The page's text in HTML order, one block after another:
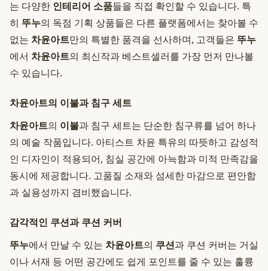
는 다양한 인테리어 소품들을 직접 확인할 수 있습니다. 특
히 뚜누의 독점 기획 상품들은 다른 플랫폼에서는 찾아볼 수
없는 차윤아트만의 특별한 품격을 선사하며, 고객들은 뚜누
에서 차윤아트의 최신작과 베스트셀러를 가장 먼저 만나볼
수 있습니다.
차윤아트의 이불과 침구 세트
차윤아트의 이불과 침구 세트는 단순한 침구류를 넘어 하나
의 예술 작품입니다. 아티스트 차윤 특유의 따뜻하고 감성적
인 디자인이 적용되어, 침실 공간에 아늑함과 미적 만족감을
동시에 제공합니다. 고품질 소재와 섬세한 마감으로 편안함
과 실용성까지 겸비했습니다.
감각적인 쿠션과 쿠션 커버
뚜누에서 만날 수 있는 차윤아트의 쿠션과 쿠션 커버는 거실
이나 서재 등 어떤 공간에도 쉽게 포인트를 줄 수 있는 훌륭